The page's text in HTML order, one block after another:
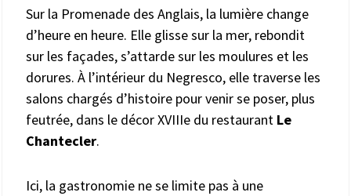
Sur la Promenade des Anglais, la lumière change
d’heure en heure. Elle glisse sur la mer, rebondit
sur les façades, s’attarde sur les moulures et les
dorures. À l’intérieur du Negresco, elle traverse les
salons chargés d’histoire pour venir se poser, plus
feutrée, dans le décor XVIIIe du restaurant Le
Chantecler.
Ici, la gastronomie ne se limite pas à une